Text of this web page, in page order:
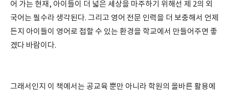
어 가는 현재, 아이들이 더 넓은 세상을 마주하기 위해선 제 2의 외
국어는 필수라 생각된다. 그리고 영어 전문 인력을 더 보충해서 언제
든지 아이들이 영어로 접할 수 있는 환경을 학교에서 만들어주면 좋
겠다 바람이다.
그래서인지 이 책에서는 공교육 뿐만 아니라 학원의 올바른 활용에